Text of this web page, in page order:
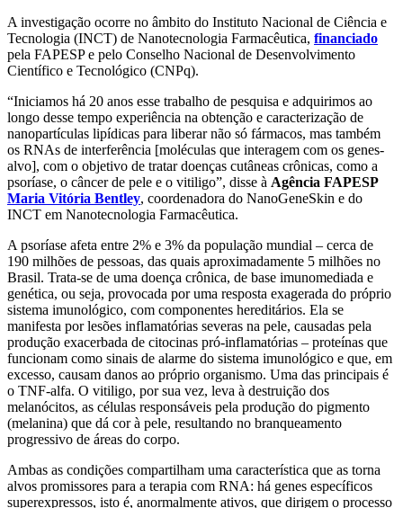
A investigação ocorre no âmbito do Instituto Nacional de Ciência e
Tecnologia (INCT) de Nanotecnologia Farmacêutica, financiado
pela FAPESP e pelo Conselho Nacional de Desenvolvimento
Científico e Tecnológico (CNPq).
“Iniciamos há 20 anos esse trabalho de pesquisa e adquirimos ao
longo desse tempo experiência na obtenção e caracterização de
nanopartículas lipídicas para liberar não só fármacos, mas também
os RNAs de interferência [moléculas que interagem com os genes-
alvo], com o objetivo de tratar doenças cutâneas crônicas, como a
psoríase, o câncer de pele e o vitiligo”, disse à Agência FAPESP
Maria Vitória Bentley, coordenadora do NanoGeneSkin e do
INCT em Nanotecnologia Farmacêutica.
A psoríase afeta entre 2% e 3% da população mundial – cerca de
190 milhões de pessoas, das quais aproximadamente 5 milhões no
Brasil. Trata-se de uma doença crônica, de base imunomediada e
genética, ou seja, provocada por uma resposta exagerada do próprio
sistema imunológico, com componentes hereditários. Ela se
manifesta por lesões inflamatórias severas na pele, causadas pela
produção exacerbada de citocinas pró-inflamatórias – proteínas que
funcionam como sinais de alarme do sistema imunológico e que, em
excesso, causam danos ao próprio organismo. Uma das principais é
o TNF-alfa. O vitiligo, por sua vez, leva à destruição dos
melanócitos, as células responsáveis pela produção do pigmento
(melanina) que dá cor à pele, resultando no branqueamento
progressivo de áreas do corpo.
Ambas as condições compartilham uma característica que as torna
alvos promissores para a terapia com RNA: há genes específicos
superexpressos, isto é, anormalmente ativos, que dirigem o processo